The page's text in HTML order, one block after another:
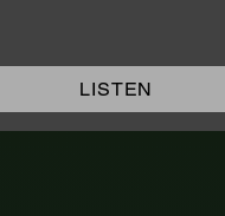
LISTEN